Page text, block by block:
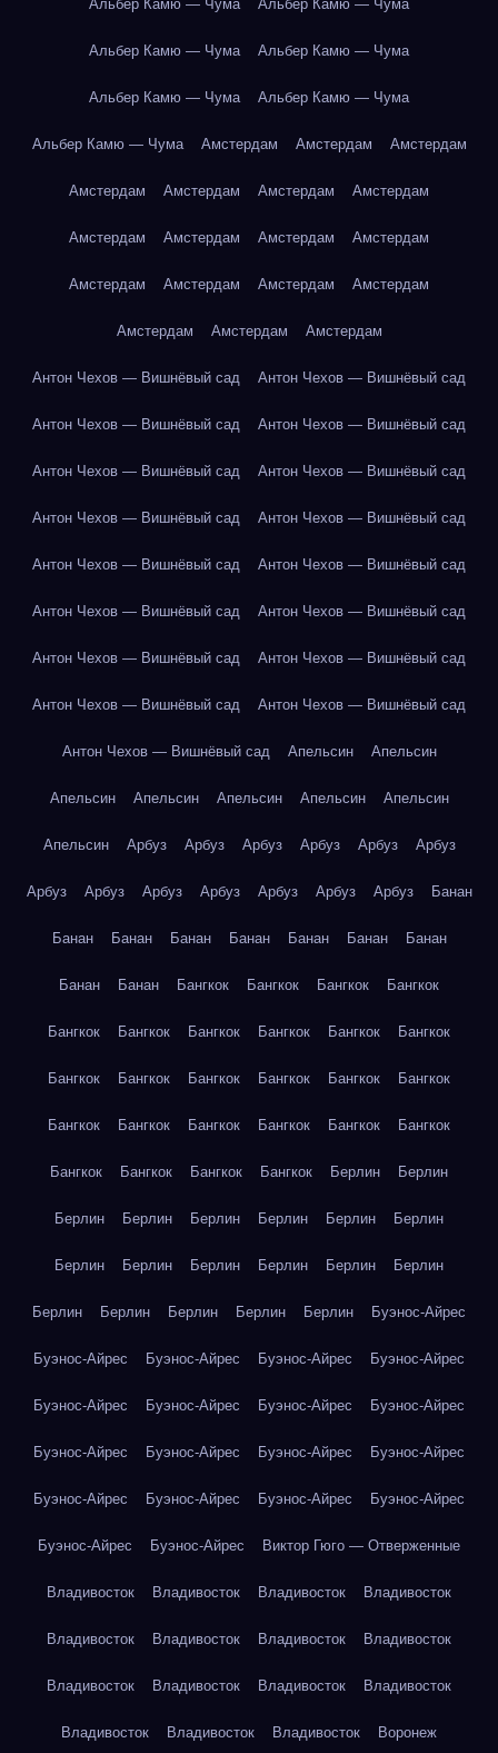
Альбер Камю — Чума Альбер Камю — Чума
Альбер Камю — Чума Альбер Камю — Чума
Альбер Камю — Чума Альбер Камю — Чума
Альбер Камю — Чума Амстердам Амстердам Амстердам
Амстердам Амстердам Амстердам Амстердам
Амстердам Амстердам Амстердам Амстердам
Амстердам Амстердам Амстердам Амстердам
Амстердам Амстердам Амстердам
Антон Чехов — Вишнёвый сад Антон Чехов — Вишнёвый сад
Антон Чехов — Вишнёвый сад Антон Чехов — Вишнёвый сад
Антон Чехов — Вишнёвый сад Антон Чехов — Вишнёвый сад
Антон Чехов — Вишнёвый сад Антон Чехов — Вишнёвый сад
Антон Чехов — Вишнёвый сад Антон Чехов — Вишнёвый сад
Антон Чехов — Вишнёвый сад Антон Чехов — Вишнёвый сад
Антон Чехов — Вишнёвый сад Антон Чехов — Вишнёвый сад
Антон Чехов — Вишнёвый сад Антон Чехов — Вишнёвый сад
Антон Чехов — Вишнёвый сад Апельсин Апельсин
Апельсин Апельсин Апельсин Апельсин Апельсин
Апельсин Арбуз Арбуз Арбуз Арбуз Арбуз Арбуз
Арбуз Арбуз Арбуз Арбуз Арбуз Арбуз Арбуз Банан
Банан Банан Банан Банан Банан Банан Банан
Банан Банан Бангкок Бангкок Бангкок Бангкок
Бангкок Бангкок Бангкок Бангкок Бангкок Бангкок
Бангкок Бангкок Бангкок Бангкок Бангкок Бангкок
Бангкок Бангкок Бангкок Бангкок Бангкок Бангкок
Бангкок Бангкок Бангкок Бангкок Берлин Берлин
Берлин Берлин Берлин Берлин Берлин Берлин
Берлин Берлин Берлин Берлин Берлин Берлин
Берлин Берлин Берлин Берлин Берлин Буэнос-Айрес
Буэнос-Айрес Буэнос-Айрес Буэнос-Айрес Буэнос-Айрес
Буэнос-Айрес Буэнос-Айрес Буэнос-Айрес Буэнос-Айрес
Буэнос-Айрес Буэнос-Айрес Буэнос-Айрес Буэнос-Айрес
Буэнос-Айрес Буэнос-Айрес Буэнос-Айрес Буэнос-Айрес
Буэнос-Айрес Буэнос-Айрес Виктор Гюго — Отверженные
Владивосток Владивосток Владивосток Владивосток
Владивосток Владивосток Владивосток Владивосток
Владивосток Владивосток Владивосток Владивосток
Владивосток Владивосток Владивосток Воронеж